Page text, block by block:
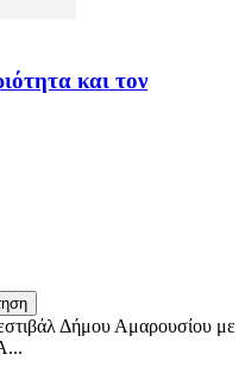
και τον
Δήμου Αμαρουσίου με